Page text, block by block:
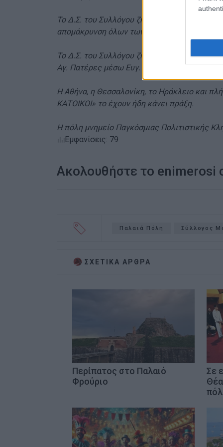
Το Δ.Σ. του Συλλόγου ζητά άμεση
απομάκρυνση όλων των οχημάτων που δεν θα
Το Δ.Σ. του Συλλόγου ζητά άμεση
Αγ. Πατέρες μέσω Ευγ. Βουλγάρεως.
Η Αθήνα, η Θεσσαλονίκη, το Ηράκλειο και
ΚΑΤΟΙΚΟΙ» το έχουν ήδη κάνει πράξη.
Η πόλη μνημείο Παγκόσμιας Πολιτιστικής
Εμφανίσεις: 79
Ακολουθήστε το enimerosi
Παλαιά Πόλη Σύλλογος
ΣΧΕΤΙΚA AΡΘΡΑ
Περίπατος στο Παλαιό
Φρούριο
Σε